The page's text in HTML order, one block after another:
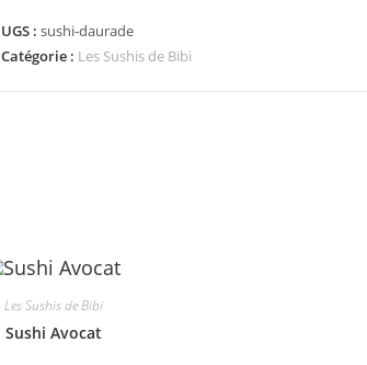
Daurade
UGS : sushi-daurade
Catégorie : Les Sushis de Bibi
Les Sushis de Bibi
Sushi Avocat